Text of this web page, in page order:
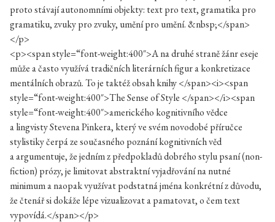
proto stávají autonomními objekty: text pro text, gramatika pro
gramatiku, zvuky pro zvuky, umění pro umění. &nbsp;</span>
</p>
<p><span style=“font-weight:400″>A na druhé straně žánr eseje
může a často využívá tradičních literárních figur a konkretizace
mentálních obrazů. To je taktéž obsah knihy </span><i><span
style=“font-weight:400″>The Sense of Style </span></i><span
style=“font-weight:400″>amerického kognitivního vědce
a lingvisty Stevena Pinkera, který ve svém novodobé příručce
stylistiky čerpá ze současného poznání kognitivních věd
a argumentuje, že jedním z předpokladů dobrého stylu psaní (non-
fiction) prózy, je limitovat abstraktní vyjadřování na nutné
minimum a naopak využívat podstatná jména konkrétní z důvodu,
že čtenář si dokáže lépe vizualizovat a pamatovat, o čem text
vypovídá.</span></p>